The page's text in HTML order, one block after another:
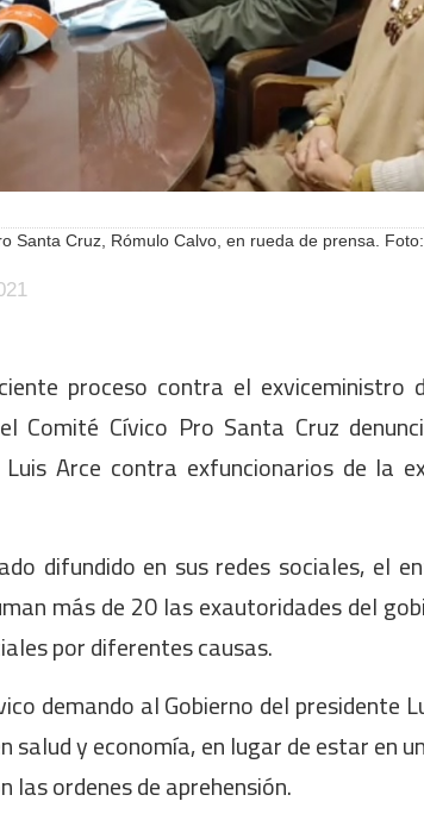
Santa Cruz, Rómulo Calvo, en rueda de prensa.
proceso contra el exviceministro
Comité Cívico Pro Santa Cruz
Arce contra exfuncionarios de la
difundido en sus redes sociales, el
más de 20 las exautoridades del
por diferentes causas.
demando al Gobierno del presidente
salud y economía, en lugar de estar en
las ordenes de aprehensión.